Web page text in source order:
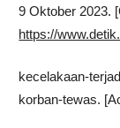
9 Oktober 2023.
https://
kecelakaan-
korban-tewas.